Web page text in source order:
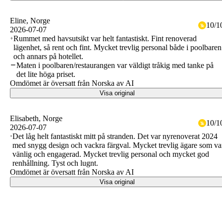
Eline, Norge
2026-07-07
10/
Rummet med havsutsikt var helt fantastiskt. Fint renoverad
lägenhet, så rent och fint. Mycket trevlig personal både i poolbaren
och annars på hotellet.
Maten i poolbaren/restaurangen var väldigt tråkig med tanke på
det lite höga priset.
Omdömet är översatt från Norska av AI
Visa original
Elisabeth, Norge
2026-07-07
10/
Det låg helt fantastiskt mitt på stranden. Det var nyrenoverat 2024
med snygg design och vackra färgval. Mycket trevlig ägare som
vänlig och engagerad. Mycket trevlig personal och mycket god
renhållning. Tyst och lugnt.
Omdömet är översatt från Norska av AI
Visa original